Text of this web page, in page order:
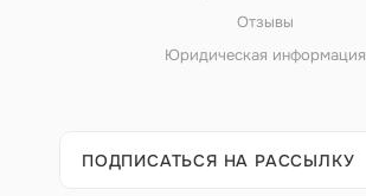
Отзывы
Юридическая информация
ПОДПИСАТЬСЯ НА РАССЫЛКУ